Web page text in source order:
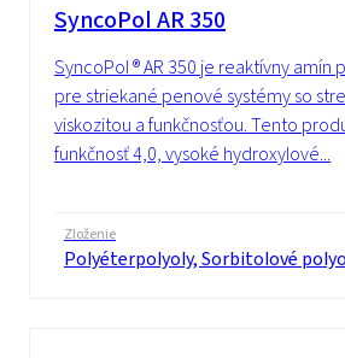
SyncoPol AR 350
SyncoPol ® AR 350 je reaktívny amín
pre striekané penové systémy so
viskozitou a funkčnosťou. Tento
funkčnosť 4,0, vysoké hydroxylové...
Zloženie
Polyéterpolyoly, Sorbitolové